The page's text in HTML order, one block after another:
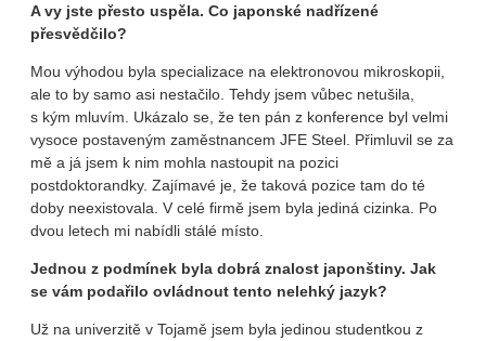
A vy jste přesto uspěla. Co japonské nadřízené
přesvědčilo?
Mou výhodou byla specializace na elektronovou mikroskopii,
ale to by samo asi nestačilo. Tehdy jsem vůbec netušila,
s kým mluvím. Ukázalo se, že ten pán z konference byl velmi
vysoce postaveným zaměstnancem JFE Steel. Přimluvil se za
mě a já jsem k nim mohla nastoupit na pozici
postdoktorandky. Zajímavé je, že taková pozice tam do té
doby neexistovala. V celé firmě jsem byla jediná cizinka. Po
dvou letech mi nabídli stálé místo.
Jednou z podmínek byla dobrá znalost japonštiny. Jak
se vám podařilo ovládnout tento nelehký jazyk?
Už na univerzitě v Tojamě jsem byla jedinou studentkou z